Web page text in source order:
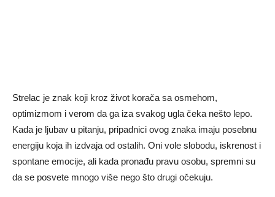
Strelac je znak koji kroz život korača sa osmehom,
optimizmom i verom da ga iza svakog ugla čeka nešto lepo.
Kada je ljubav u pitanju, pripadnici ovog znaka imaju posebnu
energiju koja ih izdvaja od ostalih. Oni vole slobodu, iskrenost i
spontane emocije, ali kada pronađu pravu osobu, spremni su
da se posvete mnogo više nego što drugi očekuju.